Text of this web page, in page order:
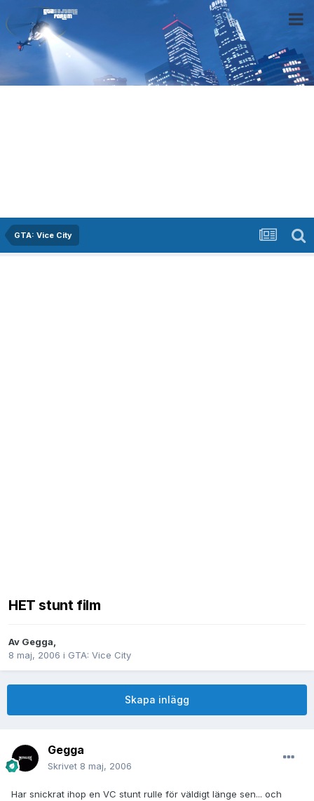
GTA: Vice City
HET stunt film
Av Gegga,
8 maj, 2006 i GTA: Vice City
Skapa inlägg
Gegga
Skrivet 8 maj, 2006
Har snickrat ihop en VC stunt rulle för väldigt länge sen... och